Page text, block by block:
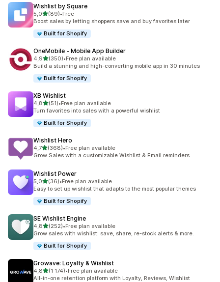
Wishlist by Square
5,0z 5 hvězd
(89)
Celkový počet recenzí: 89
•Free
Boost sales by letting shoppers save and buy favorites later
Built for Shopify
OneMobile ‑ Mobile App Builder
4,9z 5 hvězd
(350)
Celkový počet recenzí: 350
•Free plan available
Build a stunning and high-converting mobile app in 30 minutes
Built for Shopify
XB Wishlist
4,8z 5 hvězd
(51)
Celkový počet recenzí: 51
•Free plan available
Turn favorites into sales with a powerful wishlist
Built for Shopify
Wishlist Hero
4,7z 5 hvězd
(368)
Celkový počet recenzí: 368
•Free plan available
Grow Sales with a customizable Wishlist & Email reminders
Wishlist Power
5,0z 5 hvězd
(36)
Celkový počet recenzí: 36
•Free plan available
Easy to set up wishlist that adapts to the most popular themes
Built for Shopify
SE Wishlist Engine
4,8z 5 hvězd
(252)
Celkový počet recenzí: 252
•Free plan available
Grow sales with wishlist: save, share, re-stock alerts & more.
Built for Shopify
Growave: Loyalty & Wishlist
4,8z 5 hvězd
(1 174)
Celkový počet recenzí: 1174
•Free plan available
All-in-one retention platform with Loyalty, Reviews, Wishlist